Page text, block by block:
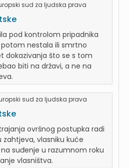
sud za ljudska prava
pod kontrolom pripadnika
nestala ili smrtno
dokazivanja što se s tom
biti na državi, a ne na
sud za ljudska prava
ovršnog postupka radi
zahtjeva, vlasniku kuće
suđenje u razumnom roku
vlasništva.